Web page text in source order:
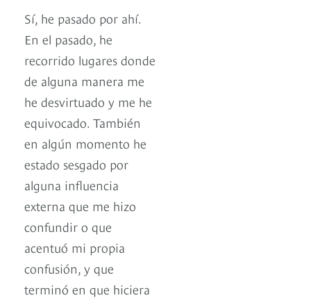
Sí, he pasado por ahí.
En el pasado, he
recorrido lugares donde
de alguna manera me
he desvirtuado y me he
equivocado. También
en algún momento he
estado sesgado por
alguna influencia
externa que me hizo
confundir o que
acentuó mi propia
confusión, y que
terminó en que hiciera